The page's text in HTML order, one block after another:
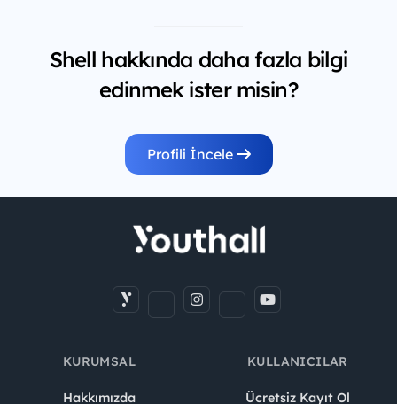
Shell hakkında daha fazla bilgi
edinmek ister misin?
Profili İncele
KURUMSAL
Hakkımızda
KULLANICILAR
Ücretsiz Kayıt Ol